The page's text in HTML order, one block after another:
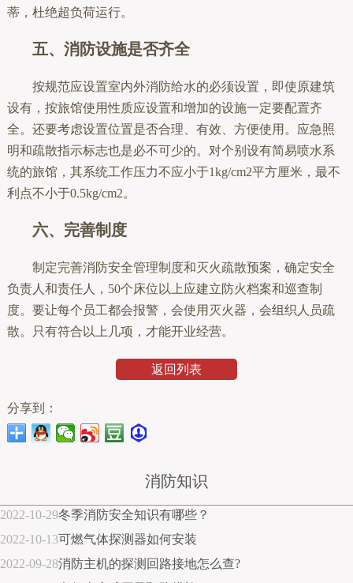
蒂，杜绝超负荷运行。
五、消防设施是否齐全
按规范应设置室内外消防给水的必须设置，即使原建筑
设有，按旅馆使用性质应设置和增加的设施一定要配置齐
全。还要考虑设置位置是否合理、有效、方便使用。应急照
明和疏散指示标志也是必不可少的。对个别设有简易喷水系
统的旅馆，其系统工作压力不应小于1kg/cm2平方厘米，最不
利点不小于0.5kg/cm2。
六、完善制度
制定完善消防安全管理制度和灭火疏散预案，确定安全
负责人和责任人，50个床位以上应建立防火档案和巡查制
度。要让每个员工都会报警，会使用灭火器，会组织人员疏
散。只有符合以上几项，才能开业经营。
返回列表
分享到：
消防知识
2022-10-29冬季消防安全知识有哪些？
2022-10-13可燃气体探测器如何安装
2022-09-28消防主机的探测回路接地怎么查?